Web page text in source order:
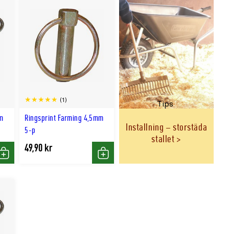
Köp
Ringsprint Farming 4,5mm
5-p
(1)
49,90 kr
Köp
Tips
Installning – storstäda
stallet